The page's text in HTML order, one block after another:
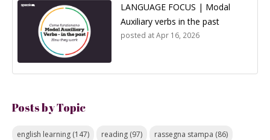
LANGUAGE FOCUS | Modal
Auxiliary verbs in the past
posted atApr 16, 2026
Posts by Topic
english learning (147) reading (97) rassegna stampa (86)